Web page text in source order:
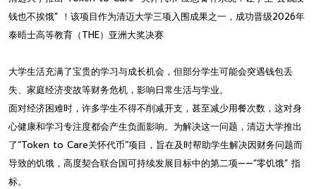
钱也不挨饿” ！该项目作为清迈大学三项入围成果之一，成功晋级2026年
泰晤士高等教育（THE）亚洲大奖决赛
大学生活充满了宝贵的学习与成长机会，但部分学生可能会突遇钱包丢
失、家庭经济变故等财务危机，影响日常生活与学业。
面对经济困难时，许多学生不得不削减开支，甚至减少用餐次数，这对身
心健康和学习专注度都会产生负面影响。为解决这一问题，清迈大学推出
了“Token to Care关怀代币”项目，旨在及时帮助学生解决因财务问题而
导致的饥饿，高度契合联合国可持续发展目标中的第二项——“零饥饿” 指
标。